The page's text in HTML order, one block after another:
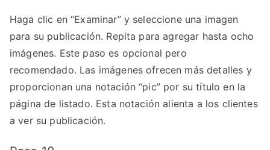
Haga clic en “Examinar” y seleccione una imagen
para su publicación. Repita para agregar hasta ocho
imágenes. Este paso es opcional pero
recomendado. Las imágenes ofrecen más detalles y
proporcionan una notación “pic” por su título en la
página de listado. Esta notación alienta a los clientes
a ver su publicación.